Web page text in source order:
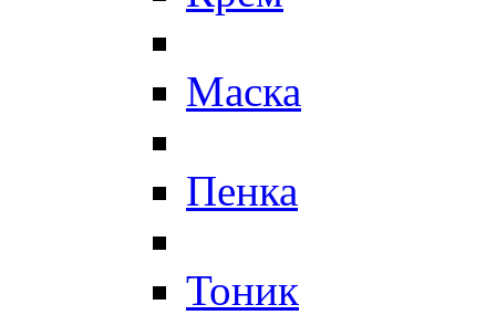
Маска
Пенка
Тоник